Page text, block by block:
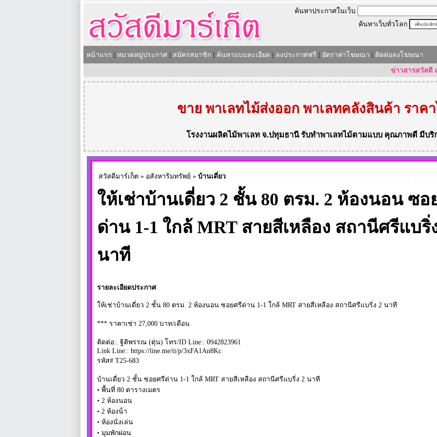
ค้นหาประกาศในเว็บ
ค้นหาเว็บทั่วโลก
หน้าแรก หมวดหมู่ประกาศ สมัครสมาชิก ค้นหาแบบละเอียด ลงประกาศฟรี อัตราค่าโฆษณา ติดต่อลงโฆษณา
ข่าวสารสวัสดี ณ วันที่
ขาย พาเลทไม้ส่งออก พาเลทคลังสินค้า ราค
โรงงานผลิตไม้พาเลท จ.ปทุมธานี รับทำพาเลทไม้ตามแบบ คุณภาพดี มีบริ
สวัสดีมาร์เก็ต » อสังหาริมทรัพย์ » บ้านเดี่ยว
ให้เช่าบ้านเดี่ยว 2 ชั้น 80 ตรม. 2 ห้องนอน ซอ
ด่าน 1-1 ใกล้ MRT สายสีเหลือง สถานีศรีแบริ่
นาที
รายละเอียดประกาศ
ให้เช่าบ้านเดี่ยว 2 ชั้น 80 ตรม. 2 ห้องนอน ซอยศรีด่าน 1-1 ใกล้ MRT สายสีเหลือง สถานีศรีแบริ่ง 2 นาที
*** ราคาเช่า 27,000 บาท/เดือน
ติดต่อ:: ฐิติพรรณ (ตุ่น) โทร/ID Line:: 0942823961
Link Line:: https://line.me/ti/p/3xFA1An8Kc
รหัส# T25-683
บ้านเดี่ยว 2 ชั้น ซอยศรีด่าน 1-1 ใกล้ MRT สายสีเหลือง สถานีศรีแบริ่ง 2 นาที
• พื้นที่ 80 ตารางเมตร
• 2 ห้องนอน
• 2 ห้องน้ํา
• ห้องนั่งเล่น
• มุมพักผ่อน